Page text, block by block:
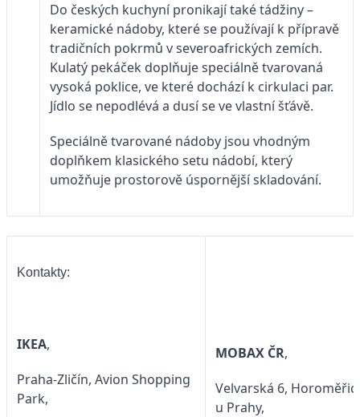
Do českých kuchyní pronikají také tádžiny –
keramické nádoby, které se používají k přípravě
tradičních pokrmů v severoafrických zemích.
Kulatý pekáček doplňuje speciálně tvarovaná
vysoká poklice, ve které dochází k cirkulaci par.
Jídlo se nepodlévá a dusí se ve vlastní šťávě.
Speciálně tvarované nádoby jsou vhodným
doplňkem klasického setu nádobí, který
umožňuje prostorově úspornější skladování.
Kontakty:
IKEA,
Praha-Zličín, Avion Shopping
Park,
MOBAX ČR,
Velvarská 6,
u Prahy,